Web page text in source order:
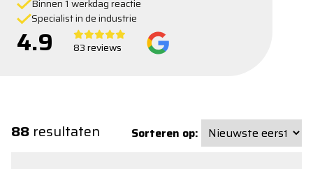
Binnen 1 werkdag reactie
Specialist in de industrie
4.9 83 reviews
88 resultaten Sorteren op: